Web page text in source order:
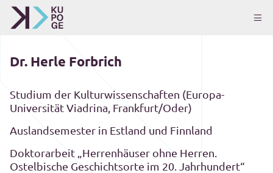
Dr. Herle Forbrich
Studium der Kulturwissenschaften (Europa-
Universität Viadrina, Frankfurt/Oder)
Auslandsemester in Estland und Finnland
Doktorarbeit „Herrenhäuser ohne Herren.
Ostelbische Geschichtsorte im 20. Jahrhundert“